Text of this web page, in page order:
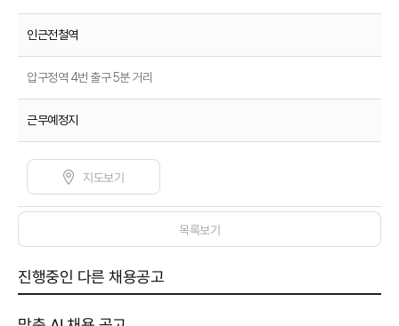
인근전철역
압구정역 4번 출구 5분 거리
근무예정지
지도보기
목록보기
진행중인 다른 채용공고